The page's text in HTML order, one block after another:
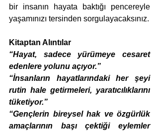
bir insanın hayata baktığı pencereyle
yaşamınızı tersinden sorgulayacaksınız.
Kitaptan Alıntılar
“Hayat, sadece yürümeye cesaret
edenlere yolunu açıyor.”
“İnsanların hayatlarındaki her şeyi
rutin hale getirmeleri, yaratıcılıklarını
tüketiyor.”
“Gençlerin bireysel hak ve özgürlük
amaçlarının başı çektiği eylemler